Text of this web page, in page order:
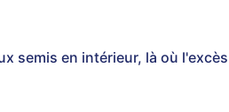
semis en intérieur, là où